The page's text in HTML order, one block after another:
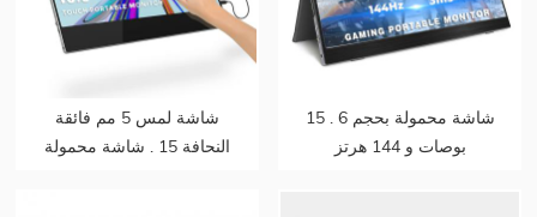
شاشة لمس 5 مم فائقة
النحافة 15 . شاشة محمولة
15 . شاشة محمولة بحجم 6
بوصات و 144 هرتز